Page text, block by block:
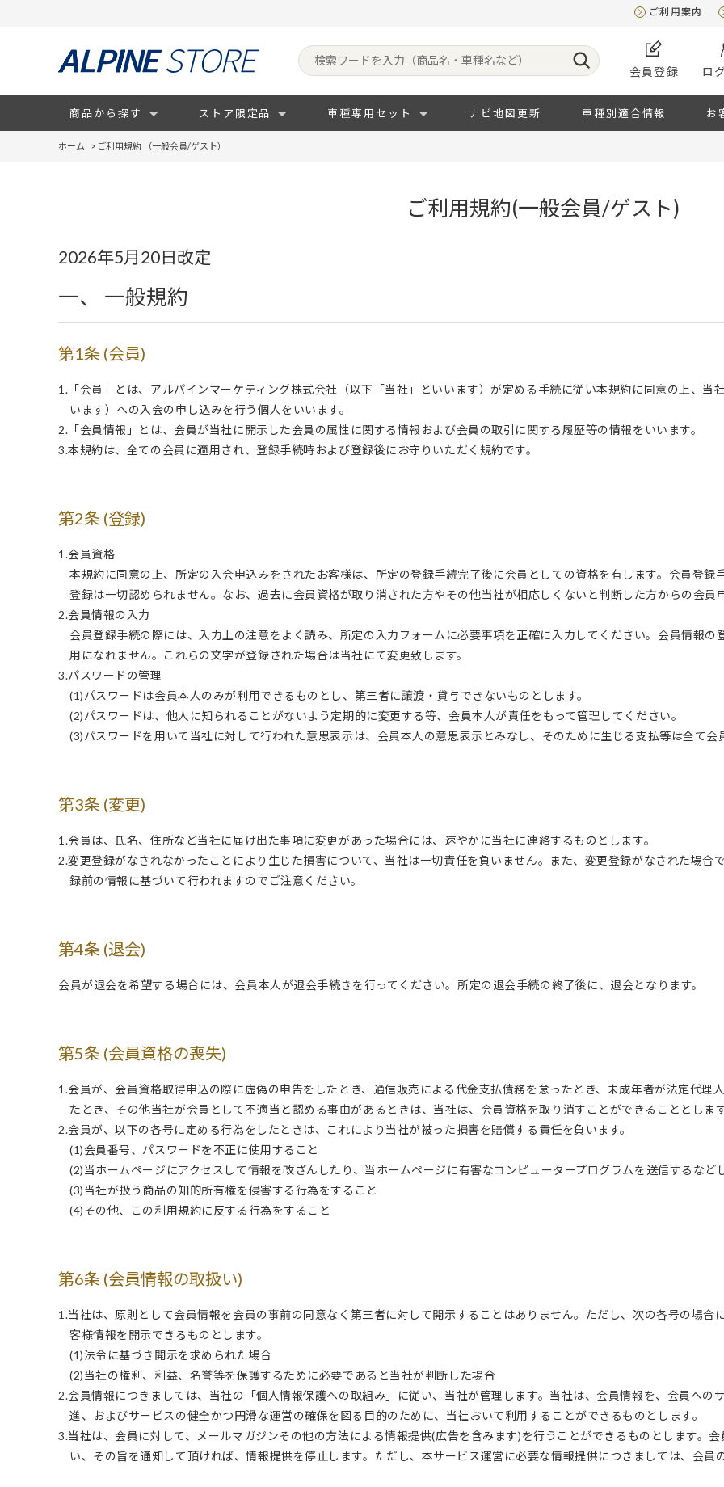
ご利用案内
会員登録 ロ
商品から探す ストア限定品 車種専用セット ナビ地図更新 車種別適合情報 お
ホーム > ご利用規約 （一般会員/ゲスト）
ご利用規約(一般会員/ゲスト)
2026年5月20日改定
一、 一般規約
第1条 (会員)
1.「会員」とは、アルパインマーケティング株式会社（以下「当社」といいます）が定める手続に従い本規約に同意の上、当
います）への入会の申し込みを行う個人をいいます。
2.「会員情報」とは、会員が当社に開示した会員の属性に関する情報および会員の取引に関する履歴等の情報をいいます。
3.本規約は、全ての会員に適用され、登録手続時および登録後にお守りいただく規約です。
第2条 (登録)
1.会員資格
本規約に同意の上、所定の入会申込みをされたお客様は、所定の登録手続完了後に会員としての資格を有します。会員登録
登録は一切認められません。なお、過去に会員資格が取り消された方やその他当社が相応しくないと判断した方からの会員
2.会員情報の入力
会員登録手続の際には、入力上の注意をよく読み、所定の入力フォームに必要事項を正確に入力してください。会員情報
用になれません。これらの文字が登録された場合は当社にて変更致します。
3.パスワードの管理
(1)パスワードは会員本人のみが利用できるものとし、第三者に譲渡・貸与できないものとします。
(2)パスワードは、他人に知られることがないよう定期的に変更する等、会員本人が責任をもって管理してください。
(3)パスワードを用いて当社に対して行われた意思表示は、会員本人の意思表示とみなし、そのために生じる支払等は全て会
第3条 (変更)
1.会員は、氏名、住所など当社に届け出た事項に変更があった場合には、速やかに当社に連絡するものとします。
2.変更登録がなされなかったことにより生じた損害について、当社は一切責任を負いません。また、変更登録がなされた場
録前の情報に基づいて行われますのでご注意ください。
第4条 (退会)
会員が退会を希望する場合には、会員本人が退会手続きを行ってください。所定の退会手続の終了後に、退会となります。
第5条 (会員資格の喪失)
1.会員が、会員資格取得申込の際に虚偽の申告をしたとき、通信販売による代金支払債務を怠ったとき、未成年者が法定代理
たとき、その他当社が会員として不適当と認める事由があるときは、当社は、会員資格を取り消すことができることとします
2.会員が、以下の各号に定める行為をしたときは、これにより当社が被った損害を賠償する責任を負います。
(1)会員番号、パスワードを不正に使用すること
(2)当ホームページにアクセスして情報を改ざんしたり、当ホームページに有害なコンピュータープログラムを送信するなど
(3)当社が扱う商品の知的所有権を侵害する行為をすること
(4)その他、この利用規約に反する行為をすること
第6条 (会員情報の取扱い)
1.当社は、原則として会員情報を会員の事前の同意なく第三者に対して開示することはありません。ただし、次の各号の場
客様情報を開示できるものとします。
(1)法令に基づき開示を求められた場合
(2)当社の権利、利益、名誉等を保護するために必要であると当社が判断した場合
2.会員情報につきましては、当社の「個人情報保護への取組み」に従い、当社が管理します。当社は、会員情報を、会員への
進、およびサービスの健全かつ円滑な運営の確保を図る目的のために、当社おいて利用することができるものとします。
3.当社は、会員に対して、メールマガジンその他の方法による情報提供(広告を含みます)を行うことができるものとします。
い、その旨を通知して頂ければ、情報提供を停止します。ただし、本サービス運営に必要な情報提供につきましては、会員